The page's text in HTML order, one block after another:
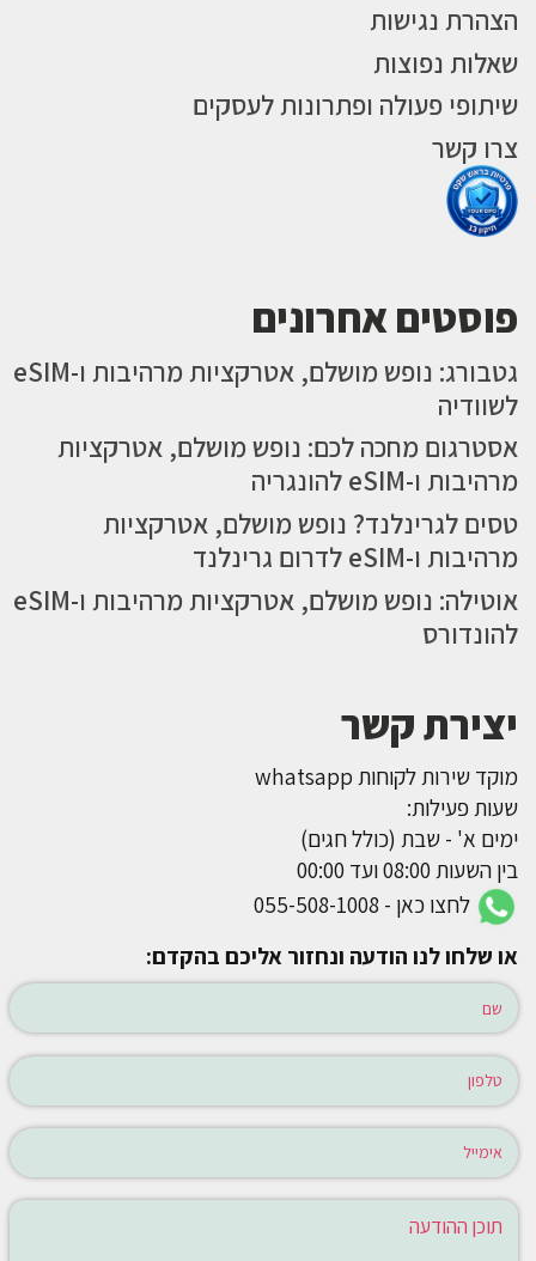
הצהרת נגישות
שאלות נפוצות
שיתופי פעולה ופתרונות לעסקים
צרו קשר
פוסטים אחרונים
גטבורג: נופש מושלם, אטרקציות מרהיבות ו-eSIM
לשוודיה
אסטרגום מחכה לכם: נופש מושלם, אטרקציות
מרהיבות ו-eSIM להונגריה
טסים לגרינלנד? נופש מושלם, אטרקציות
מרהיבות ו-eSIM לדרום גרינלנד
אוטילה: נופש מושלם, אטרקציות מרהיבות ו-eSIM
להונדורס
יצירת קשר
מוקד שירות לקוחות whatsapp
שעות פעילות:
ימים א' - שבת (כולל חגים)
בין השעות 08:00 ועד 00:00
לחצו כאן - 055-508-1008
או שלחו לנו הודעה ונחזור אליכם בהקדם: